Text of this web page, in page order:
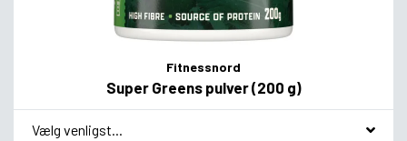
Fitnessnord
Super Greens pulver (200 g)
* Smagsvariant